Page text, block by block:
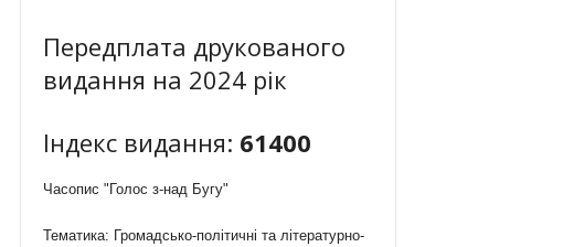
Передплата друкованого
видання на 2024 рік
Індекс видання: 61400
Часопис "Голос з-над Бугу"
Тематика: Громадсько-політичні та літературно-